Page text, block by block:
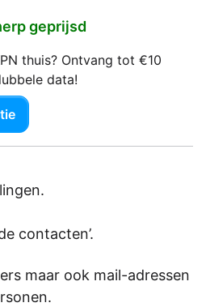
geprijsd
thuis? Ontvang tot €10
data!
contacten’.
maar ook mail-adressen